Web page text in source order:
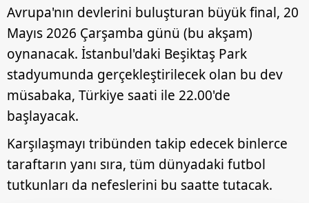
Avrupa'nın devlerini buluşturan büyük final, 20
Mayıs 2026 Çarşamba günü (bu akşam)
oynanacak. İstanbul'daki Beşiktaş Park
stadyumunda gerçekleştirilecek olan bu dev
müsabaka, Türkiye saati ile 22.00'de
başlayacak.
Karşılaşmayı tribünden takip edecek binlerce
taraftarın yanı sıra, tüm dünyadaki futbol
tutkunları da nefeslerini bu saatte tutacak.